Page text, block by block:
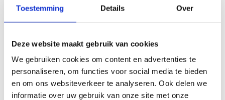
Toestemming Details Over
Deze website maakt gebruik van cookies
We gebruiken cookies om content en advertenties te
personaliseren, om functies voor social media te bieden
en om ons websiteverkeer te analyseren. Ook delen we
informatie over uw gebruik van onze site met onze
Ontdek het
wandelknooppuntennetwerk